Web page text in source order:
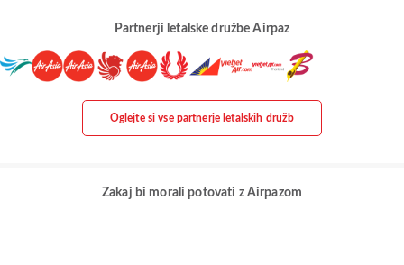
Partnerji letalske družbe Airpaz
Oglejte si vse partnerje letalskih družb
Zakaj bi morali potovati z Airpazom